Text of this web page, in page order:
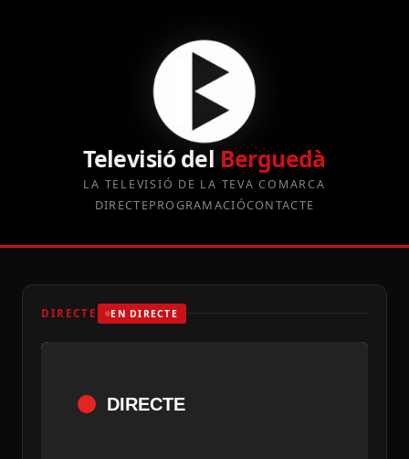
Televisió del Berguedà
LA TELEVISIÓ DE LA TEVA COMARCA
DIRECTEPROGRAMACIÓCONTACTE
DIRECTE EN DIRECTE
DIRECTE